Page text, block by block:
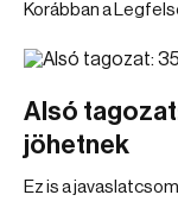
Korábban a
Alsó
jöhetnek
Ez is a